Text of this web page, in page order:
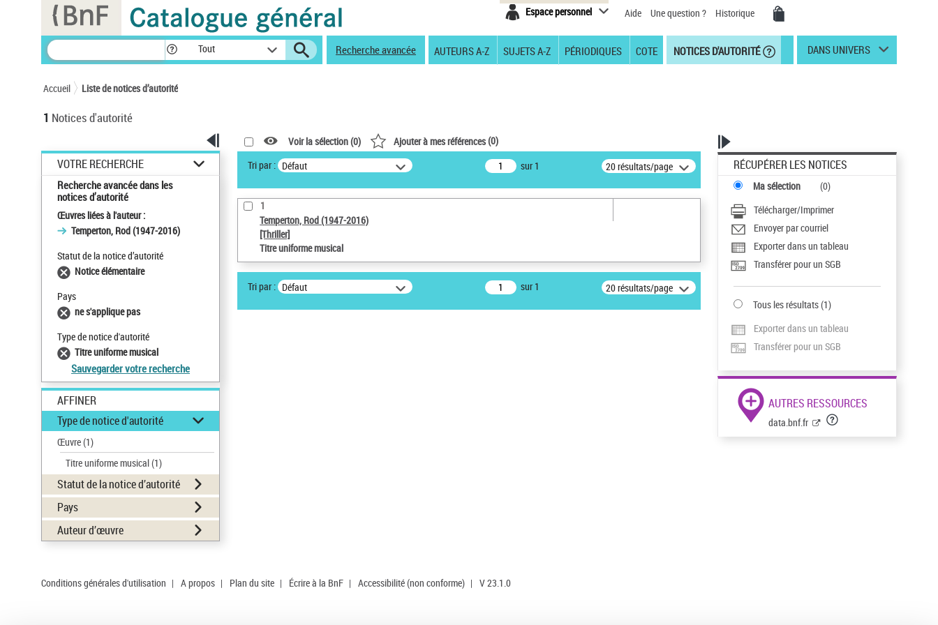
Espace personnel Aide Une question ? Historique
Tout Recherche avancée AUTEURS A-Z SUJETS A-Z PÉRIODIQUES COTE NOTICES D'AUTORITÉ DANS UNIVERS
Accueil Liste de notices d’autorité
1 Notices d'autorité
VOTRE RECHERCHE
Recherche avancée dans les
notices d’autorité
Œuvres liées à l'auteur :
Temperton, Rod (1947-2016)
Statut de la notice d’autorité
Notice élémentaire
Pays
ne s'applique pas
Type de notice d'autorité
Titre uniforme musical
Sauvegarder votre recherche
AFFINER
Type de notice d'autorité
Œuvre(1)
Titre uniforme musical(1)
Statut de la notice d’autorité
Pays
Auteur d’œuvre
Voir la sélection (0) Ajouter à mes références(0)
Tri par : Défaut sur 1 20 résultats/page
1
Temperton, Rod (1947-2016)
[Thriller]
Titre uniforme musical
Tri par : Défaut sur 1 20 résultats/page
RÉCUPÉRER LES NOTICES
Ma sélection (0)
Télécharger/Imprimer
Envoyer par courriel
Exporter dans un tableau
Transférer pour un SGB
Tous les résultats(1)
Exporter dans un tableau
Transférer pour un SGB
AUTRES RESSOURCES
data.bnf.fr
Conditions générales d'utilisation | A propos | Plan du site | Écrire à la BnF | Accessibilité (non conforme) | V 23.1.0
Panneau de gestion des cookies